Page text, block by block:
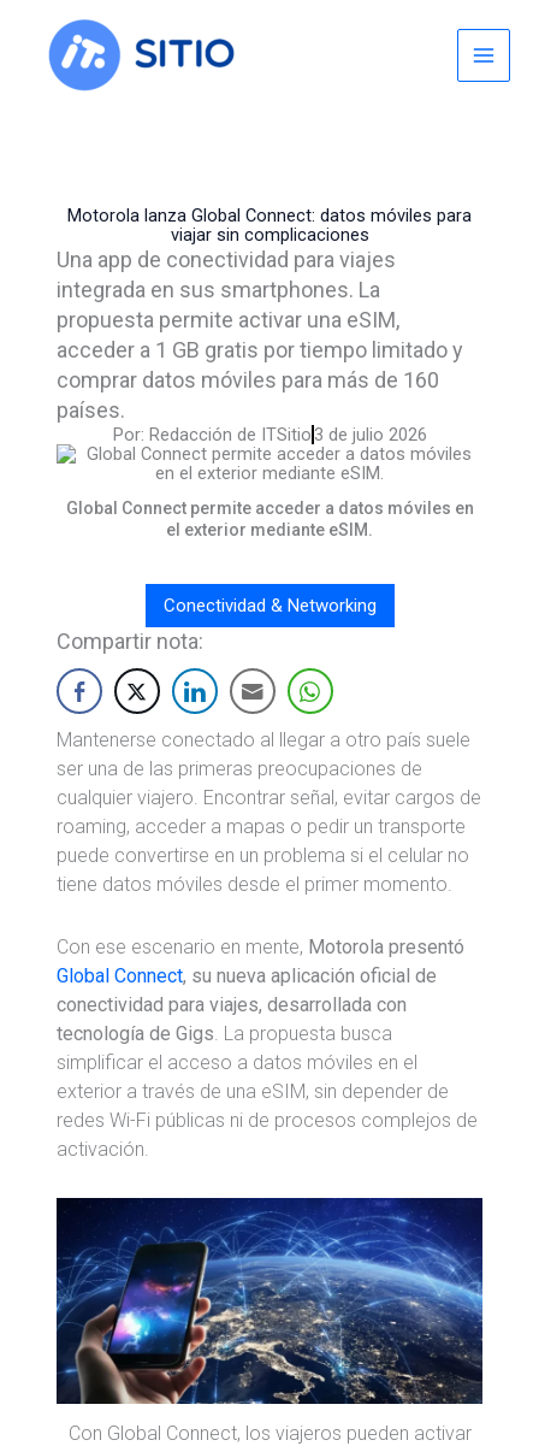
content
Motorola lanza Global Connect: datos móviles para
viajar sin complicaciones
Una app de conectividad para viajes
integrada en sus smartphones. La
propuesta permite activar una eSIM,
acceder a 1 GB gratis por tiempo limitado y
comprar datos móviles para más de 160
países.
Por: Redacción de ITSitio 3 de julio 2026
Global Connect permite acceder a datos móviles en
el exterior mediante eSIM.
Conectividad & Networking
Compartir nota:
Mantenerse conectado al llegar a otro país suele
ser una de las primeras preocupaciones de
cualquier viajero. Encontrar señal, evitar cargos de
roaming, acceder a mapas o pedir un transporte
puede convertirse en un problema si el celular no
tiene datos móviles desde el primer momento.
Con ese escenario en mente, Motorola presentó
Global Connect, su nueva aplicación oficial de
conectividad para viajes, desarrollada con
tecnología de Gigs. La propuesta busca
simplificar el acceso a datos móviles en el
exterior a través de una eSIM, sin depender de
redes Wi-Fi públicas ni de procesos complejos de
activación.
Con Global Connect, los viajeros pueden activar